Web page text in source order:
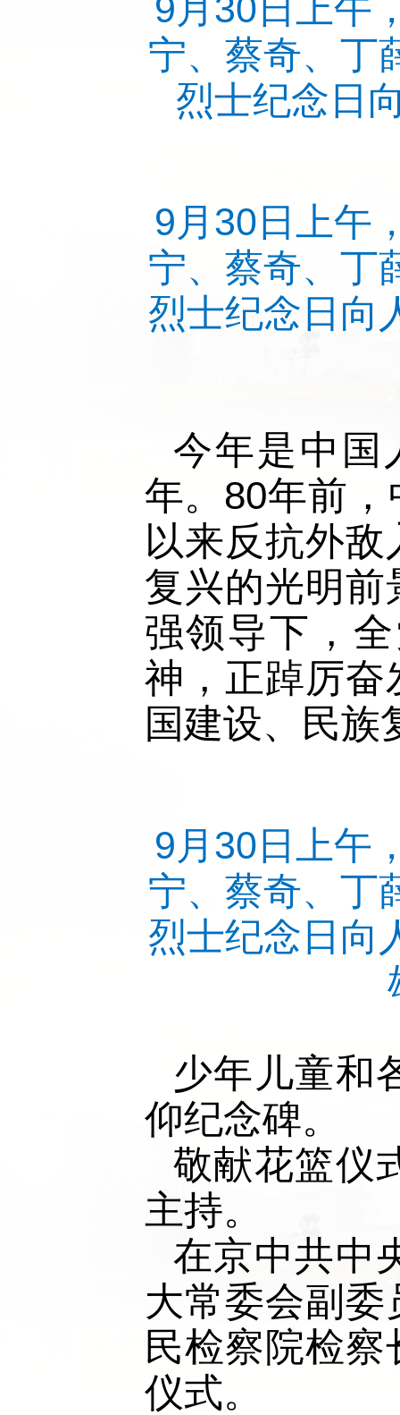
9月30日上午
宁、蔡奇、丁
烈士纪念日
9月30日上午
宁、蔡奇、丁
烈士纪念日向
今年是中国
年。80年前
以来反抗外
复兴的光明
强领导下，
神，正踔厉奋
国建设、民族
9月30日上午
宁、蔡奇、丁
烈士纪念日向
少年儿童和
仰纪念碑。
敬献花篮仪
主持。
在京中共中
大常委会副
民检察院检
仪式。